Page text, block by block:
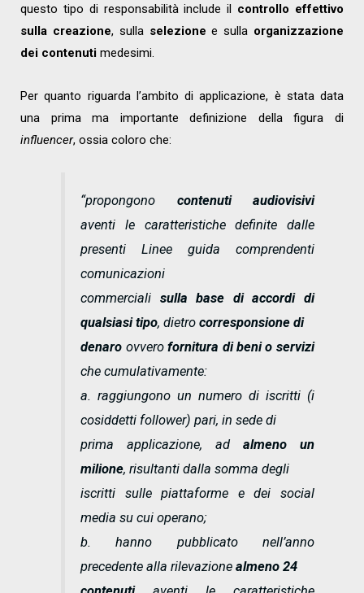
questo tipo di responsabilità include il controllo effettivo
sulla creazione, sulla selezione e sulla organizzazione
dei contenuti medesimi.
Per quanto riguarda l’ambito di applicazione, è stata data
una prima ma importante definizione della figura di
influencer, ossia coloro che:
“propongono contenuti audiovisivi
aventi le caratteristiche definite dalle
presenti Linee guida comprendenti
comunicazioni
commerciali sulla base di accordi di
qualsiasi tipo, dietrocorresponsione di
denaro ovverofornitura di beni o servizi
che cumulativamente:
a. raggiungono un numero di iscritti (i
cosiddetti follower) pari, in sede di
prima applicazione, ad almeno un
milione, risultanti dalla somma degli
iscritti sulle piattaforme e dei social
media su cui operano;
b. hanno pubblicato nell’anno
precedente alla rilevazione almeno 24